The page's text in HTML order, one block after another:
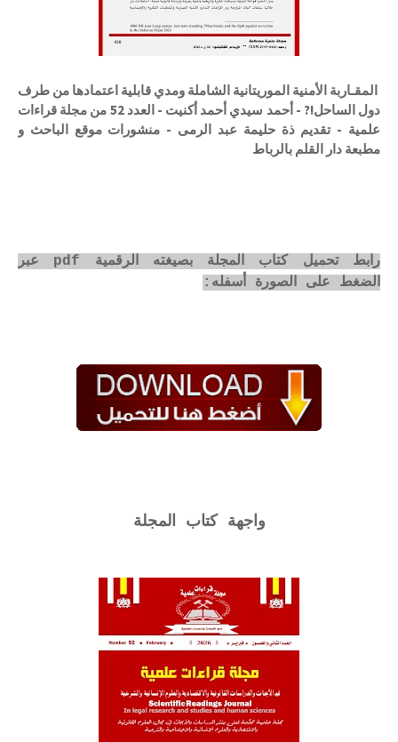
المقـاربة الأمنية الموريتانية الشاملة ومدي قابلية اعتمادها من طرف
دول الساحل!? - أحمد سيدي أحمد أكنيت - العدد 52 من مجلة قراءات
علمية - تقديم ذة حليمة عبد الرمى - منشورات موقع الباحث و
مطبعة دار القلم بالرباط
رابط تحميل كتاب المجلة بصيغته الرقمية pdf عبر
الضغط على الصورة أسفله:
واجهة كتاب المجلة